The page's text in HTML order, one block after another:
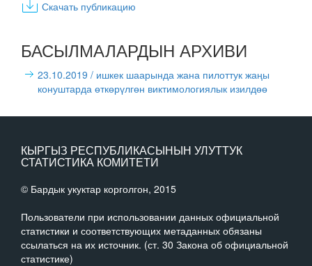
Скачать публикацию
БАСЫЛМАЛАРДЫН АРХИВИ
23.10.2019 / ишкек шаарында жана пилоттук жаңы
конуштарда өткөрүлгөн виктимологиялык изилдөө
КЫРГЫЗ РЕСПУБЛИКАСЫНЫН УЛУТТУК
СТАТИСТИКА КОМИТЕТИ
© Бардык укуктар корголгон, 2015
Пользователи при использовании данных официальной
статистики и соответствующих метаданных обязаны
ссылаться на их источник. (ст. 30 Закона об официальной
статистике)